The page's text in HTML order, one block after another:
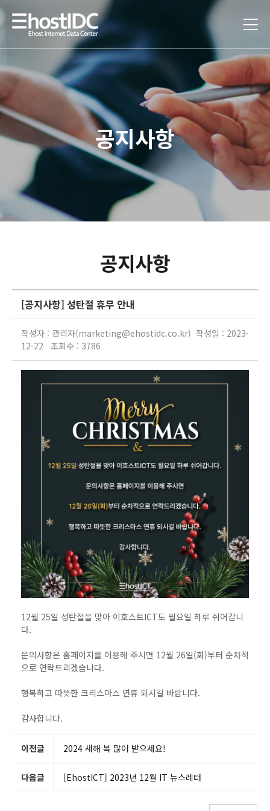
공지사항
공지사항
[공지사항] 성탄절 휴무 안내
작성자 : 관리자(marketing@ehostidc.co.kr) 작성일 : 2023-
12-22 조회수 : 3786
12월 25일 성탄절을 맞아 이호스트ICT도 월요일 하루 쉬어갑니
다.
문의사항은 홈페이지를 이용해 주시면 12월 26일(화)부터 순차적
으로 연락드리겠습니다.
행복하고 따뜻한 크리스마스 연휴 되시길 바랍니다.
감사합니다.
이전글 2024 새해 복 많이 받으세요!
다음글 [EhostICT] 2023년 12월 IT 뉴스레터